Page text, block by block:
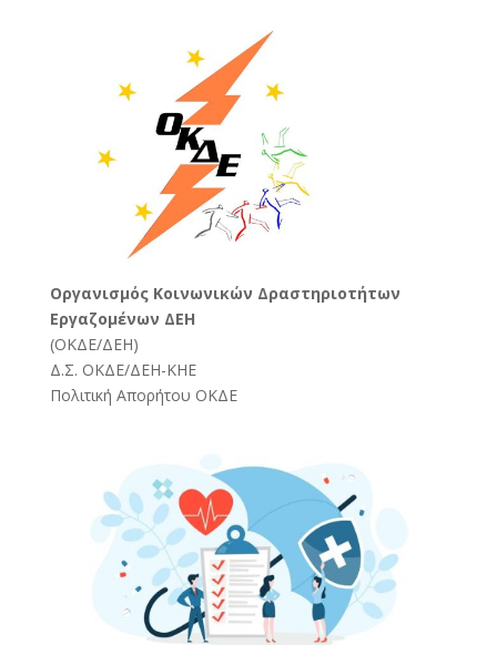
Oργανισμός Κοινωνικών Δραστηριοτήτων
Εργαζομένων ΔΕΗ
(ΟΚΔΕ/ΔΕΗ)
Δ.Σ. ΟΚΔΕ/ΔΕΗ-ΚΗΕ
Πολιτική Απορήτου ΟΚΔΕ